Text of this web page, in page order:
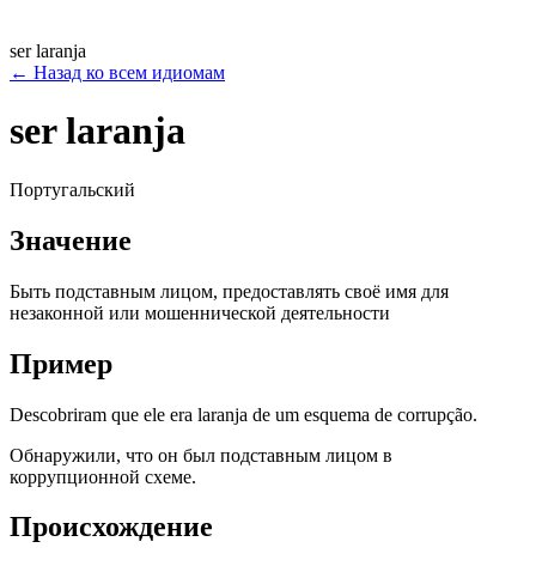
ser laranja
← Назад ко всем идиомам
ser laranja
Португальский
Значение
Быть подставным лицом, предоставлять своё имя для
незаконной или мошеннической деятельности
Пример
Descobriram que ele era laranja de um esquema de corrupção.
Обнаружили, что он был подставным лицом в
коррупционной схеме.
Происхождение